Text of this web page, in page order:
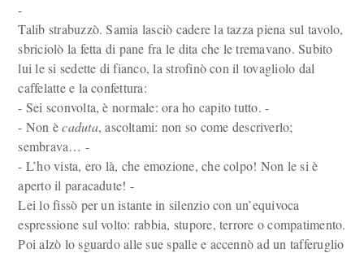
-
Talib strabuzzò. Samia lasciò cadere la tazza piena sul tavolo,
sbriciolò la fetta di pane fra le dita che le tremavano. Subito
lui le si sedette di fianco, la strofinò con il tovagliolo dal
caffelatte e la confettura:
- Sei sconvolta, è normale: ora ho capito tutto. -
- Non ècaduta, ascoltami: non so come descriverlo;
sembrava… -
- L’ho vista, ero là, che emozione, che colpo! Non le si è
aperto il paracadute! -
Lei lo fissò per un istante in silenzio con un’equivoca
espressione sul volto: rabbia, stupore, terrore o compatimento.
Poi alzò lo sguardo alle sue spalle e accennò ad un tafferuglio